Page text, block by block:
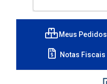
Meus Pedidos
Notas Fiscais